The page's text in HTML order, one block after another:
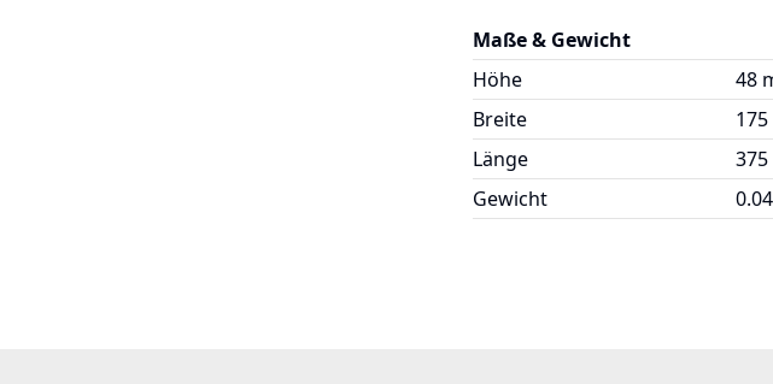
Maße & Gewicht
Höhe
48
Breite
Länge
Gewicht